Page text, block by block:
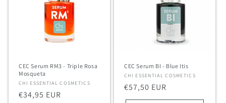
CEC Serum RM3 - Triple Rosa
Mosqueta
Verkoper:
CHI ESSENTIAL COSMETICS
Normale
€34,95 EUR
CEC Serum BI - Blue Itis
Verkoper:
CHI ESSENTIAL COSMETICS
Normale
prijs
€57,50 EUR